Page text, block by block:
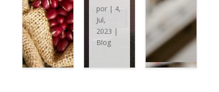
por | 4,
Jul,
2023 |
Blog